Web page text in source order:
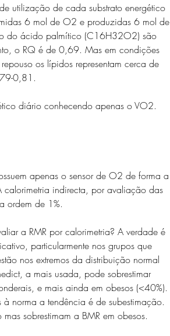
utilização de cada substrato energético
6 mol de O2 e produzidas 6 mol de
ácido palmítico (C16H32O2) são
o RQ é de 0,69. Mas em condições
os lípidos representam cerca de
0,81.
diário conhecendo apenas o VO2.
apenas o sensor de O2 de forma a
indirecta, por avaliação das
ordem de 1%.
a RMR por calorimetria? A verdade é
particularmente nos grupos que
nos extremos da distribuição normal
a mais usada, pode sobrestimar
e mais ainda em obesos (<40%).
norma a tendência é de subestimação.
sobrestimam a BMR em obesos.